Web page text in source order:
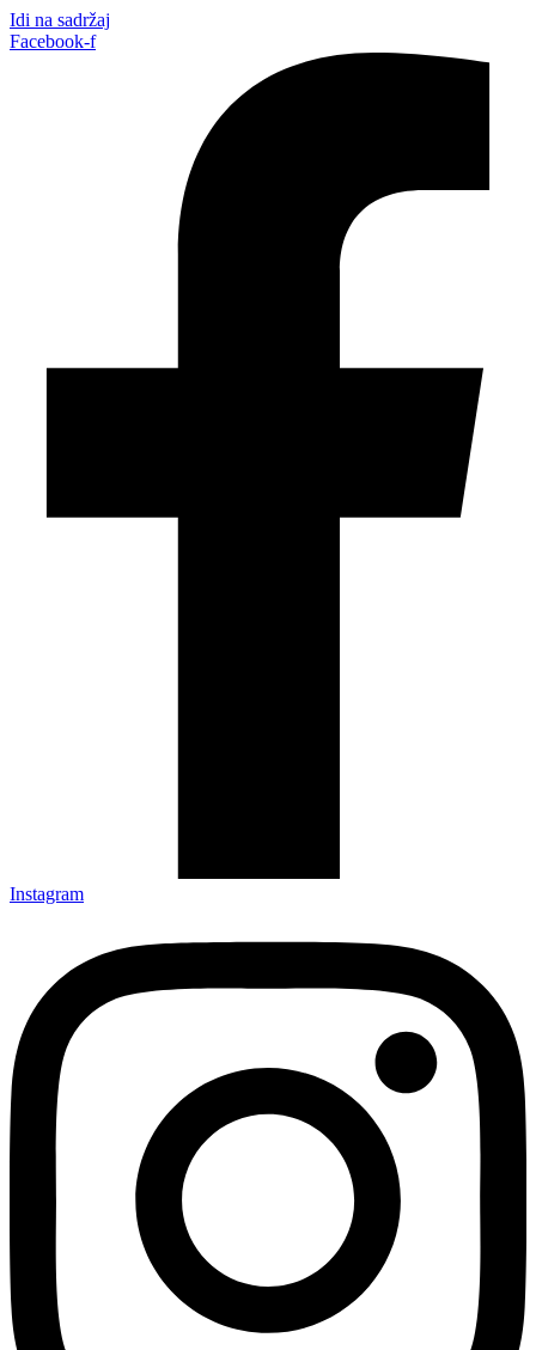
Idi na sadržaj
Facebook-f
Instagram